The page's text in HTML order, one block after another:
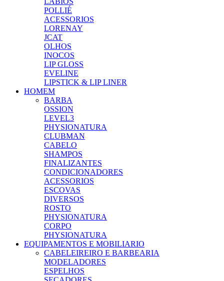
POLLIÉ
ACESSORIOS
LORENAY
JCAT
OLHOS
INOCOS
LIP GLOSS
EVELINE
LIPSTICK & LIP LINER
HOMEM
BARBA
OSSION
LEVEL3
PHYSIONATURA
CLUBMAN
CABELO
SHAMPOS
FINALIZANTES
CONDICIONADORES
ACESSORIOS
ESCOVAS
DIVERSOS
ROSTO
PHYSIONATURA
CORPO
PHYSIONATURA
EQUIPAMENTOS E MOBILIARIO
CABELEIREIRO E BARBEARIA
MODELADORES
ESPELHOS